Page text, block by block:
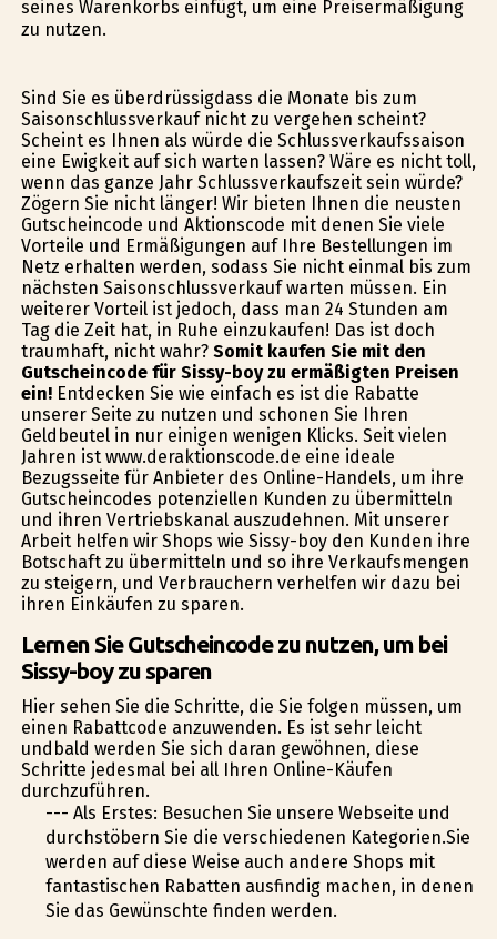
seines Warenkorbs einfügt, um eine Preisermäßigung
zu nutzen.
Sind Sie es überdrüssigdass die Monate bis zum
Saisonschlussverkauf nicht zu vergehen scheint?
Scheint es Ihnen als würde die Schlussverkaufssaison
eine Ewigkeit auf sich warten lassen? Wäre es nicht toll,
wenn das ganze Jahr Schlussverkaufszeit sein würde?
Zögern Sie nicht länger! Wir bieten Ihnen die neusten
Gutscheincode und Aktionscode mit denen Sie viele
Vorteile und Ermäßigungen auf Ihre Bestellungen im
Netz erhalten werden, sodass Sie nicht einmal bis zum
nächsten Saisonschlussverkauf warten müssen. Ein
weiterer Vorteil ist jedoch, dass man 24 Stunden am
Tag die Zeit hat, in Ruhe einzukaufen! Das ist doch
traumhaft, nicht wahr? Somit kaufen Sie mit den
Gutscheincode für Sissy-boy zu ermäßigten Preisen
ein!Entdecken Sie wie einfach es ist die Rabatte
unserer Seite zu nutzen und schonen Sie Ihren
Geldbeutel in nur einigen wenigen Klicks. Seit vielen
Jahren ist www.deraktionscode.de eine ideale
Bezugsseite für Anbieter des Online-Handels, um ihre
Gutscheincodes potenziellen Kunden zu übermitteln
und ihren Vertriebskanal auszudehnen. Mit unserer
Arbeit helfen wir Shops wie Sissy-boy den Kunden ihre
Botschaft zu übermitteln und so ihre Verkaufsmengen
zu steigern, und Verbrauchern verhelfen wir dazu bei
ihren Einkäufen zu sparen.
Lernen Sie Gutscheincode zu nutzen, um bei
Sissy-boy zu sparen
Hier sehen Sie die Schritte, die Sie folgen müssen, um
einen Rabattcode anzuwenden. Es ist sehr leicht
undbald werden Sie sich daran gewöhnen, diese
Schritte jedesmal bei all Ihren Online-Käufen
durchzuführen.
--- Als Erstes: Besuchen Sie unsere Webseite und
durchstöbern Sie die verschiedenen Kategorien.Sie
werden auf diese Weise auch andere Shops mit
fantastischen Rabatten ausfindig machen, in denen
Sie das Gewünschte finden werden.